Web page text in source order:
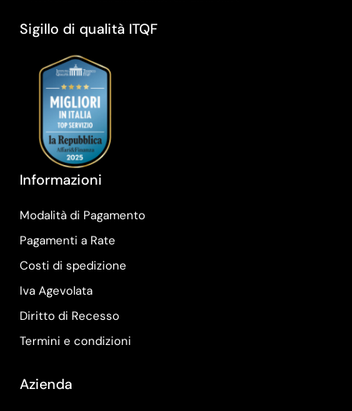
Sigillo di qualità ITQF
Informazioni
Modalità di Pagamento
Pagamenti a Rate
Costi di spedizione
Iva Agevolata
Diritto di Recesso
Termini e condizioni
Azienda